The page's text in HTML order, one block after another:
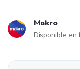
Makro
Disponible en